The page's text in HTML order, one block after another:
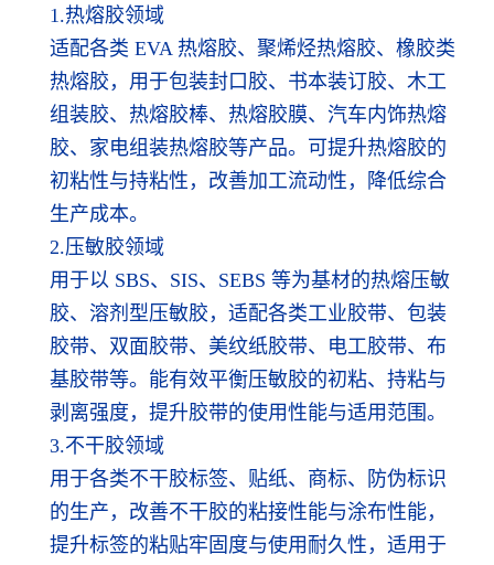
1.热熔胶领域
适配各类 EVA 热熔胶、聚烯烃热熔胶、橡胶类
热熔胶，用于包装封口胶、书本装订胶、木工
组装胶、热熔胶棒、热熔胶膜、汽车内饰热熔
胶、家电组装热熔胶等产品。可提升热熔胶的
初粘性与持粘性，改善加工流动性，降低综合
生产成本。
2.压敏胶领域
用于以 SBS、SIS、SEBS 等为基材的热熔压敏
胶、溶剂型压敏胶，适配各类工业胶带、包装
胶带、双面胶带、美纹纸胶带、电工胶带、布
基胶带等。能有效平衡压敏胶的初粘、持粘与
剥离强度，提升胶带的使用性能与适用范围。
3.不干胶领域
用于各类不干胶标签、贴纸、商标、防伪标识
的生产，改善不干胶的粘接性能与涂布性能，
提升标签的粘贴牢固度与使用耐久性，适用于